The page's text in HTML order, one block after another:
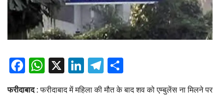
Facebook
WhatsApp
X LinkedIn
Telegram
फरीदाबाद :फरीदाबाद में महिला की मौत के बाद शव को एम्बुलेंस ना मिलने पर